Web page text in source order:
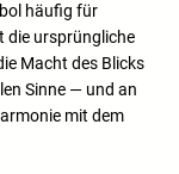
häufig für
die ursprüngliche
Macht des Blicks
Sinne — und an
mit dem